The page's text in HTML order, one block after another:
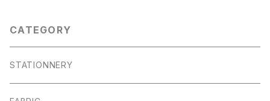
CATEGORY
STATIONNERY